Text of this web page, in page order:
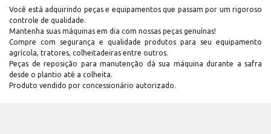
Você está adquirindo peças e equipamentos que passam por um rigoroso
controle de qualidade.
Mantenha suas máquinas em dia com nossas peças genuínas!
Compre com segurança e qualidade produtos para seu equipamento
agrícola, tratores, colheitadeiras entre outros.
Peças de reposição para manutenção dá sua máquina durante a safra
desde o plantio até a colheita.
Produto vendido por concessionário autorizado.